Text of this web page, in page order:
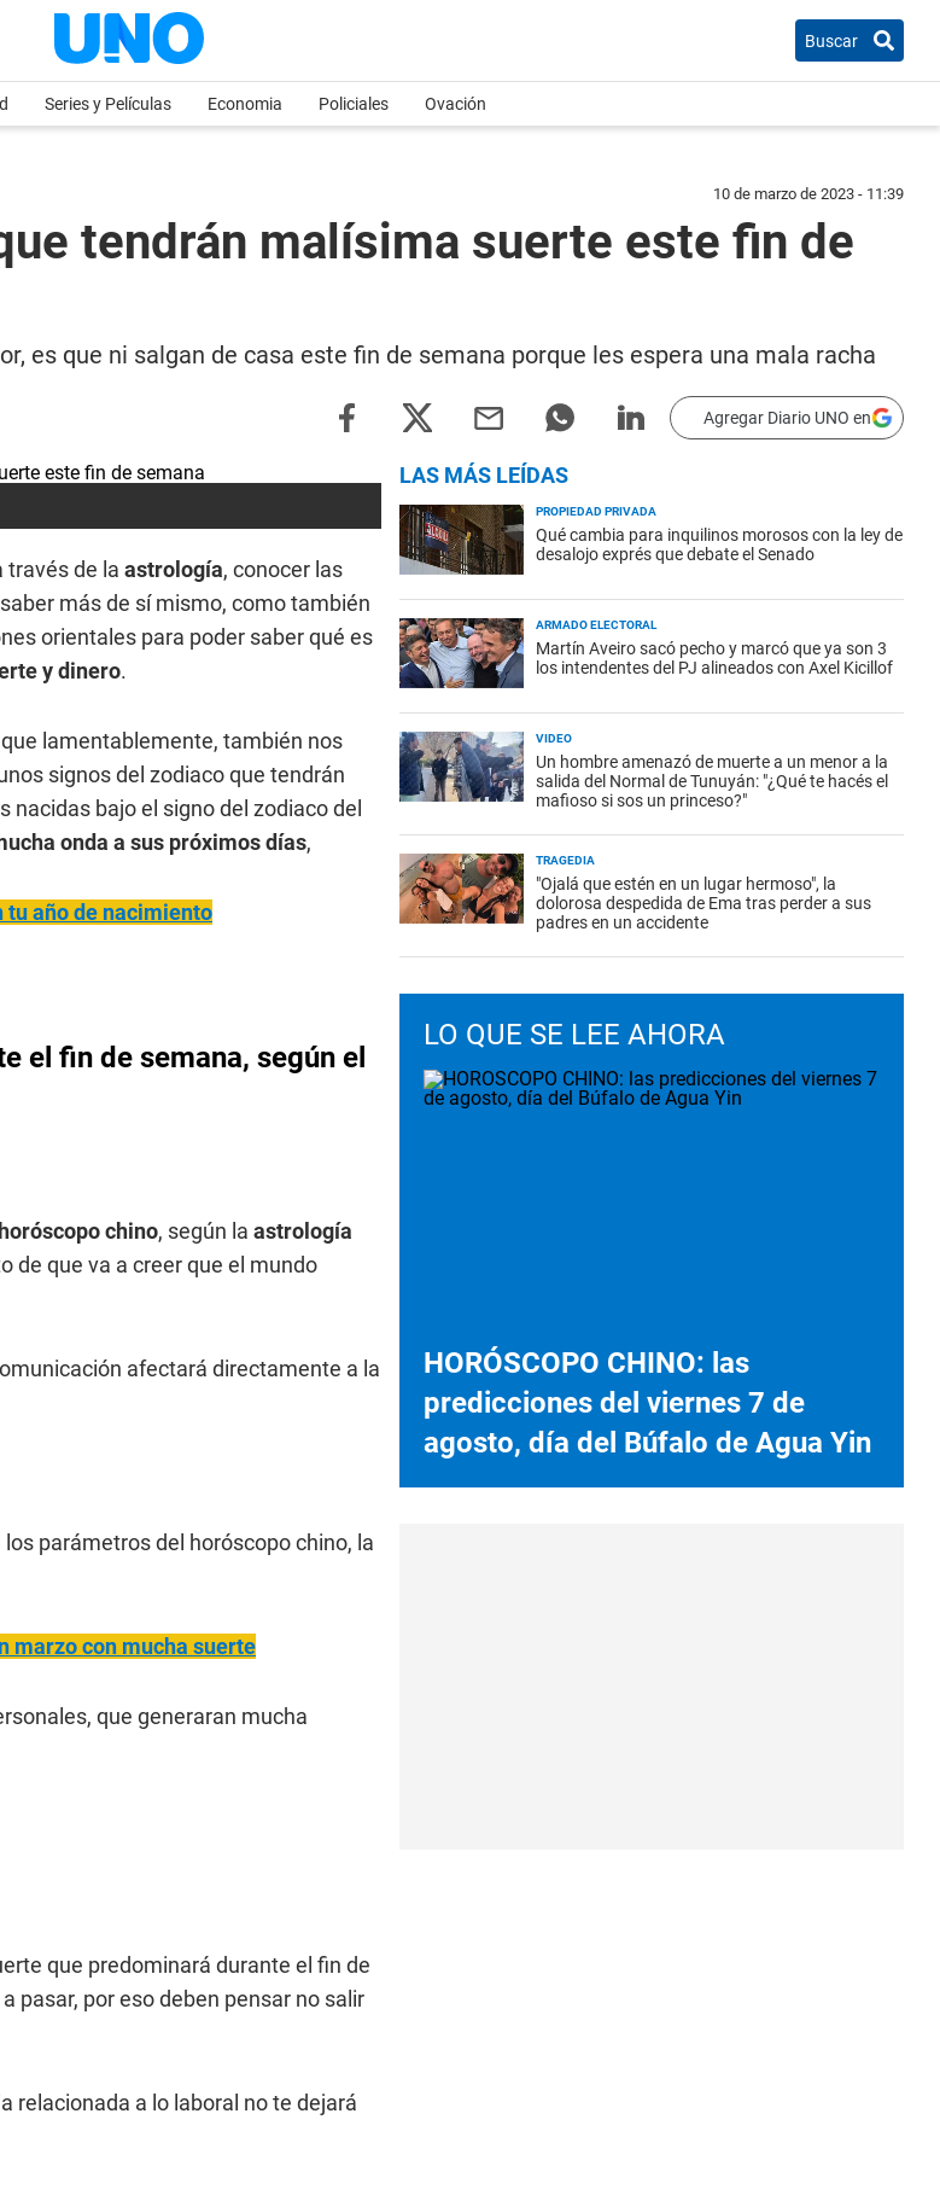
Buscar
Series y Películas Economia Policiales Ovación
10 de marzo de 2023 - 11:39
tendrán malísima suerte este fin de
es que ni salgan de casa este fin de semana porque les espera una mala racha
Agregar Diario UNO en
través de la astrología, conocer las
más de sí mismo, como también
orientales para poder saber qué es
y dinero.
lamentablemente, también nos
signos del zodiaco que tendrán
bajo el signo del zodiaco del
onda a sus próximos días,
tu año de nacimiento
el fin de semana, según el
horóscopo chino, según la astrología
de que va a creer que el mundo
afectará directamente a la
parámetros del horóscopo chino, la
marzo con mucha suerte
que generaran mucha
que predominará durante el fin de
pasar, por eso deben pensar no salir
relacionada a lo laboral no te dejará
LAS MÁS LEÍDAS
PROPIEDAD PRIVADA
Qué cambia para inquilinos morosos con la ley de
desalojo exprés que debate el Senado
ARMADO ELECTORAL
Martín Aveiro sacó pecho y marcó que ya son 3
los intendentes del PJ alineados con Axel Kicillof
VIDEO
Un hombre amenazó de muerte a un menor a la
salida del Normal de Tunuyán: "¿Qué te hacés el
mafioso si sos un princeso?"
TRAGEDIA
"Ojalá que estén en un lugar hermoso", la
dolorosa despedida de Ema tras perder a sus
padres en un accidente
LO QUE SE LEE AHORA
HORÓSCOPO CHINO: las
predicciones del viernes 7 de
agosto, día del Búfalo de Agua Yin